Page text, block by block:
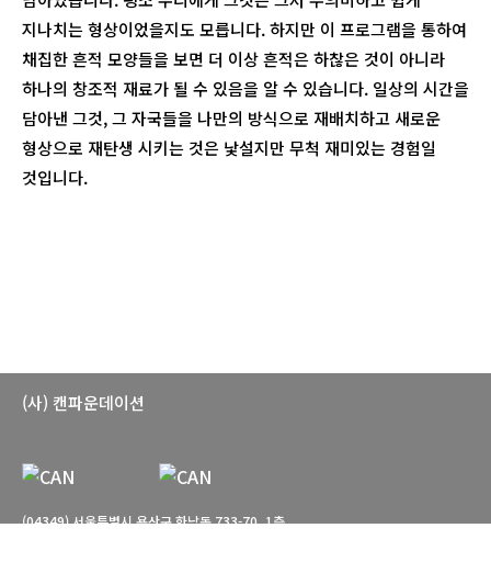
지나치는 형상이었을지도 모릅니다. 하지만 이 프로그램을 통하여
채집한 흔적 모양들을 보면 더 이상 흔적은 하찮은 것이 아니라
하나의 창조적 재료가 될 수 있음을 알 수 있습니다. 일상의 시간을
담아낸 그것, 그 자국들을 나만의 방식으로 재배치하고 새로운
형상으로 재탄생 시키는 것은 낯설지만 무척 재미있는 경험일
것입니다.
(사) 캔파운데이션
(04349) 서울특별시 용산구 한남동 733-70, 1층